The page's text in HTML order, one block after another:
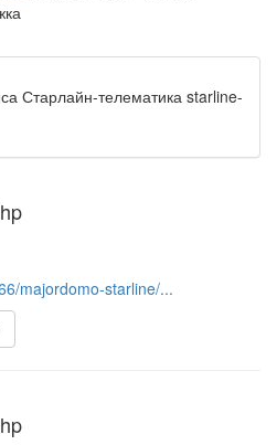
Старлайн-телематика starline-
majordomo-starline/...